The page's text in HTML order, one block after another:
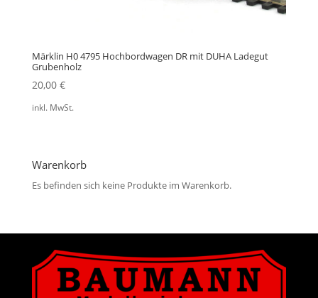
Märklin H0 4795 Hochbordwagen DR mit DUHA Ladegut
Grubenholz
20,00 €
inkl. MwSt.
Warenkorb
Es befinden sich keine Produkte im Warenkorb.